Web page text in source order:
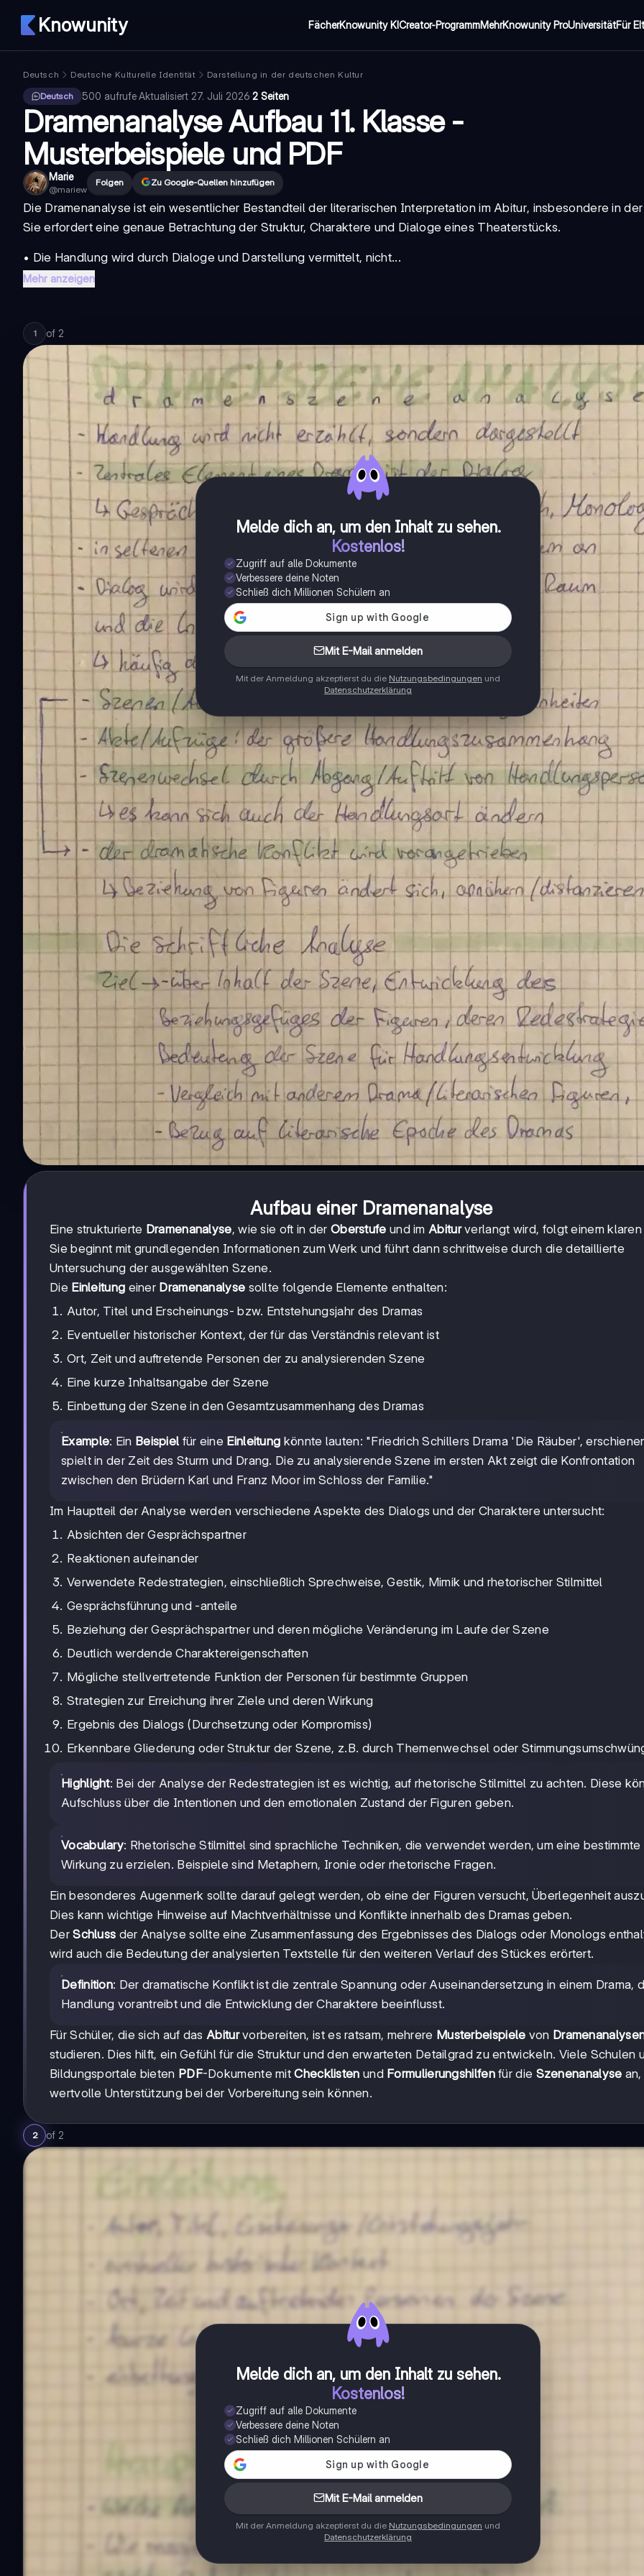
Knowunity FächerKnowunity KICreator-ProgrammMehrKnowunity ProUniversitätFür
Deutsch Deutsche Kulturelle Identität
Darstellung in der deutschen Kultur
Deutsch
500 aufrufe·Aktualisiert 27. Juli 2026·2 Seiten
Dramenanalyse Aufbau 11. Klasse -
Musterbeispiele und PDF
Marie
@mariew
Folgen Zu Google-Quellen hinzufügen
Die Dramenanalyse ist ein wesentlicher Bestandteil der literarischen Interpretation imAbitur, insbesondere in der
Sie erfordert eine genaue Betrachtung der Struktur, Charaktere und Dialoge eines Theaterstücks.
• Die Handlung wird durch Dialoge und Darstellung vermittelt, nicht...
Mehr anzeigen
1 of 2
Melde dich an, um den Inhalt zu sehen.
Kostenlos!
Zugriff auf alle Dokumente
Verbessere deine Noten
Schließ dich Millionen Schülern an
Mit E-Mail anmelden
Mit der Anmeldung akzeptierst du die Nutzungsbedingungen und
Datenschutzerklärung
Aufbau einer Dramenanalyse
Eine strukturierte Dramenanalyse, wie sie oft in der Oberstufe und imAbiturverlangt wird, folgt einem klaren
Sie beginnt mit grundlegenden Informationen zum Werk und führt dann schrittweise durch die detaillierte
Untersuchung der ausgewählten Szene.
Die Einleitung einer Dramenanalyse sollte folgende Elemente enthalten:
Autor, Titel und Erscheinungs- bzw. Entstehungsjahr des Dramas
Eventueller historischer Kontext, der für das Verständnis relevant ist
Ort, Zeit und auftretende Personen der zu analysierenden Szene
Eine kurze Inhaltsangabe der Szene
Einbettung der Szene in den Gesamtzusammenhang des Dramas
Example: Ein Beispiel für eine Einleitung könnte lauten: "Friedrich Schillers Drama 'Die Räuber',
spielt in der Zeit des Sturm und Drang. Die zu analysierende Szene im ersten Akt zeigt die Konfrontation
zwischen den Brüdern Karl und Franz Moor im Schloss der Familie."
Im Hauptteil der Analyse werden verschiedene Aspekte des Dialogs und der Charaktere untersucht:
Absichten der Gesprächspartner
Reaktionen aufeinander
Verwendete Redestrategien, einschließlich Sprechweise, Gestik, Mimik und rhetorischer Stilmittel
Gesprächsführung und -anteile
Beziehung der Gesprächspartner und deren mögliche Veränderung im Laufe der Szene
Deutlich werdende Charaktereigenschaften
Mögliche stellvertretende Funktion der Personen für bestimmte Gruppen
Strategien zur Erreichung ihrer Ziele und deren Wirkung
Ergebnis des Dialogs (Durchsetzung oder Kompromiss)
Erkennbare Gliederung oder Struktur der Szene, z.B. durch Themenwechsel oder
Highlight: Bei der Analyse der Redestrategien ist es wichtig, auf rhetorische Stilmittel zu achten. Diese
Aufschluss über die Intentionen und den emotionalen Zustand der Figuren geben.
Vocabulary: Rhetorische Stilmittel sind sprachliche Techniken, die verwendet werden, um eine bestimmte
Wirkung zu erzielen. Beispiele sind Metaphern, Ironie oder rhetorische Fragen.
Ein besonderes Augenmerk sollte darauf gelegt werden, ob eine der Figuren versucht, Überlegenheit
Dies kann wichtige Hinweise auf Machtverhältnisse und Konflikte innerhalb des Dramas geben.
DerSchluss der Analyse sollte eine Zusammenfassung des Ergebnisses des Dialogs oder Monologs
wird auch die Bedeutung der analysierten Textstelle für den weiteren Verlauf des Stückes erörtert.
Definition: Der dramatische Konflikt ist die zentrale Spannung oder Auseinandersetzung in einem Drama,
Handlung vorantreibt und die Entwicklung der Charaktere beeinflusst.
Für Schüler, die sich auf das Abiturvorbereiten, ist es ratsam, mehrere Musterbeispiele von
studieren. Dies hilft, ein Gefühl für die Struktur und den erwarteten Detailgrad zu entwickeln. Viele Schulen
Bildungsportale bieten PDF-Dokumente mitChecklisten und Formulierungshilfenfür die Szenenanalyse
wertvolle Unterstützung bei der Vorbereitung sein können.
2 of 2
Melde dich an, um den Inhalt zu sehen.
Kostenlos!
Zugriff auf alle Dokumente
Verbessere deine Noten
Schließ dich Millionen Schülern an
Mit E-Mail anmelden
Mit der Anmeldung akzeptierst du die Nutzungsbedingungen und
Datenschutzerklärung